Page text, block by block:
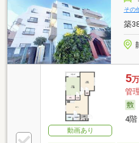
その
築
動画あり
5
管
4階